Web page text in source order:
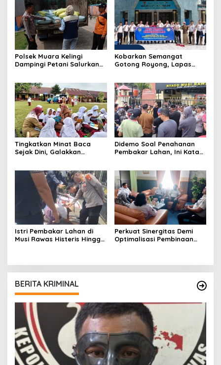
Polsek Muara Kelingi
Dampingi Petani Salurkan
Kobarkan Semangat
Gotong Royong, Lapas
Kemerdekaan
Tingkatkan Minat Baca
Sejak Dini, Galakkan
Didemo Soal Penahanan
Pembakar Lahan, Ini Kata
Istri Pembakar Lahan di
Musi Rawas Histeris Hingga
Perkuat Sinergitas Demi
Optimalisasi Pembinaan
BERITA KRIMINAL